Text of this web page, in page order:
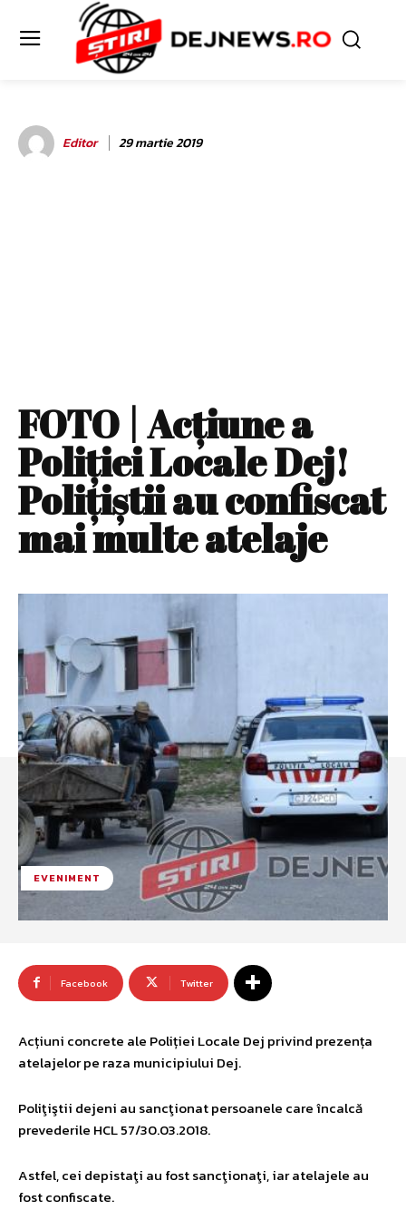
Editor 29 martie 2019
FOTO | Acţiune a
Poliţiei Locale Dej!
Poliţiştii au confiscat
mai multe atelaje
EVENIMENT
Facebook Twitter
Acțiuni concrete ale Poliției Locale Dej privind prezența
atelajelor pe raza municipiului Dej.
Poliţiştii dejeni au sancţionat persoanele care încalcă
prevederile HCL 57/30.03.2018.
Astfel, cei depistaţi au fost sancţionaţi, iar atelajele au
fost confiscate.